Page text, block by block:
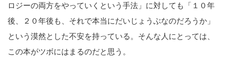
ロジーの両方をやっていくという手法」に対しても「１０年
後、２０年後も、それで本当にだいじょうぶなのだろうか」
という漠然とした不安を持っている。そんな人にとっては、
この本がツボにはまるのだと思う。